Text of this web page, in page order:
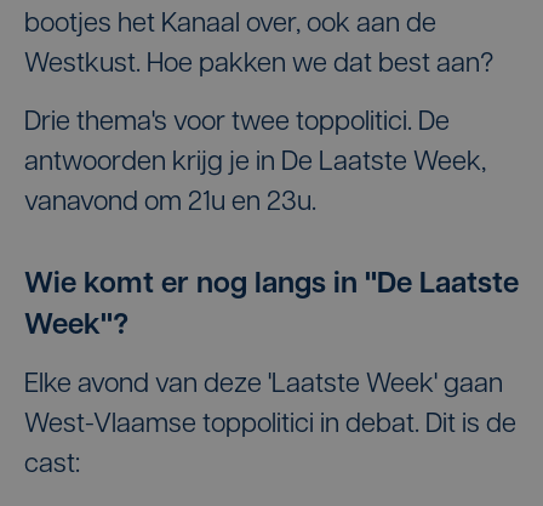
bootjes het Kanaal over, ook aan de
Westkust. Hoe pakken we dat best aan?
Drie thema's voor twee toppolitici. De
antwoorden krijg je in De Laatste Week,
vanavond om 21u en 23u.
Wie komt er nog langs in "De Laatste
Week"?
Elke avond van deze 'Laatste Week' gaan
West-Vlaamse toppolitici in debat. Dit is de
cast: